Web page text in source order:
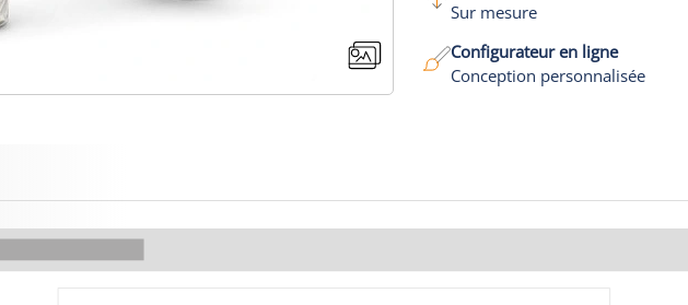
Sur mesure
Configurateur en ligne
Conception personnalisée